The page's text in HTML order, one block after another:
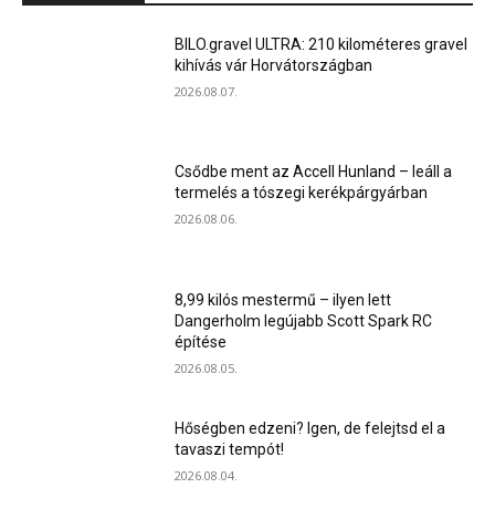
BILO.gravel ULTRA: 210 kilométeres gravel
kihívás vár Horvátországban
2026.08.07.
Csődbe ment az Accell Hunland – leáll a
termelés a tószegi kerékpárgyárban
2026.08.06.
8,99 kilós mestermű – ilyen lett
Dangerholm legújabb Scott Spark RC
építése
2026.08.05.
Hőségben edzeni? Igen, de felejtsd el a
tavaszi tempót!
2026.08.04.